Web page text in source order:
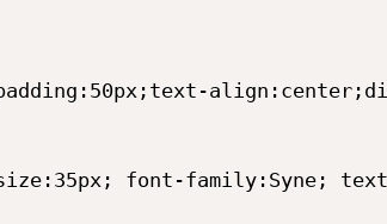
font-family:Syne; text-